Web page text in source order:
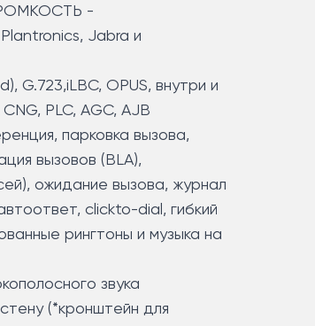
-
Jabra и
G.723,iLBC, OPUS, внутри и
PLC, AGC, AJB
парковка вызова,
вызовов (BLA),
ожидание вызова, журнал
clickto-dial, гибкий
рингтоны и музыка на
звука
(*кронштейн для